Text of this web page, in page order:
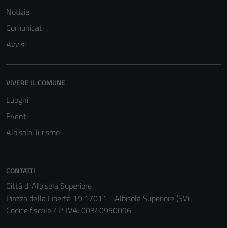
Notizie
Comunicati
Avvisi
VIVERE IL COMUNE
Luoghi
Eventi
Albisola Turismo
CONTATTI
Città di Albisola Superiore
Piazza della Libertà 19 17011 - Albisola Superiore (SV)
Codice fiscale / P. IVA: 00340950096